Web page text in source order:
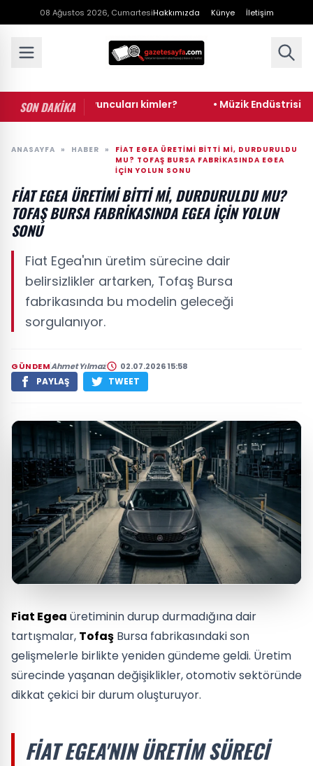
08 Ağustos 2026, CumartesiHakkımızda Künye İletişim
SON DAKİKA
ne, oyuncuları kimler? • Müzik Endüstrisinde
ANASAYFA » HABER »
FIAT EGEA ÜRETIMI BITTI MI, DURDURULDU
MU? TOFAŞ BURSA FABRIKASINDA EGEA
IÇIN YOLUN SONU
FIAT EGEA ÜRETIMI BITTI MI, DURDURULDU MU?
TOFAŞ BURSA FABRIKASINDA EGEA IÇIN YOLUN
SONU
Fiat Egea'nın üretim sürecine dair
belirsizlikler artarken, Tofaş Bursa
fabrikasında bu modelin geleceği
sorgulanıyor.
GÜNDEMAhmet Yılmaz 02.07.2026 15:58
PAYLAŞ TWEET
Fiat Egea üretiminin durup durmadığına dair
tartışmalar, Tofaş Bursa fabrikasındaki son
gelişmelerle birlikte yeniden gündeme geldi. Üretim
sürecinde yaşanan değişiklikler, otomotiv sektöründe
dikkat çekici bir durum oluşturuyor.
FIAT EGEA'NIN ÜRETIM SÜRECI